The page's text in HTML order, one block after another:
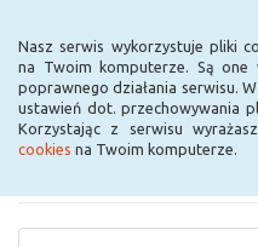
Nasz serwis wykorzystuje pliki
na Twoim komputerze. Są one
poprawnego działania serwisu.
ustawień dot. przechowywania
Korzystając z serwisu
cookies na Twoim komputerze.
Urząd